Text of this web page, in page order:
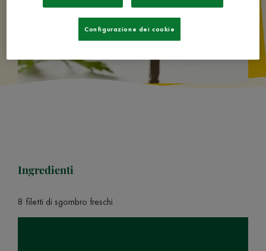
Ingredienti
8 filetti di sgombro freschi
Configurazione dei cookie